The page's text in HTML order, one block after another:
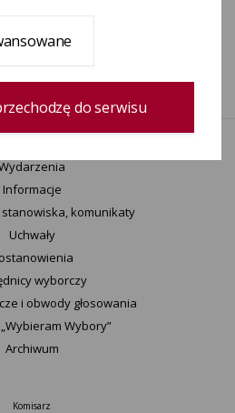
1
Informacje
komunikaty
Uchwały
wyborczy
i obwody głosowania
Wybory”
Archiwum
Komisarz
do serwisu